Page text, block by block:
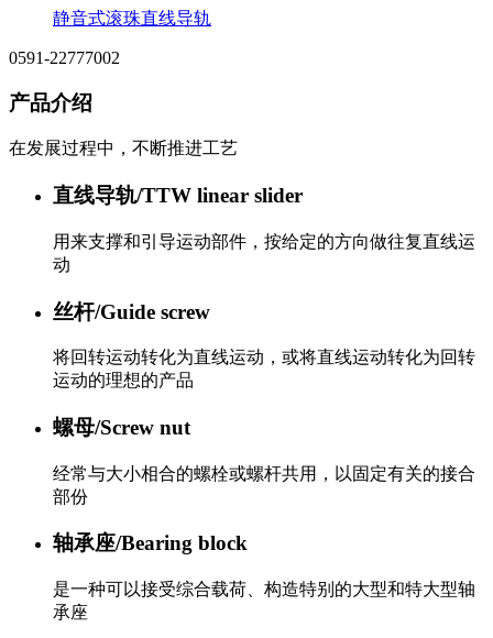
静音式滚珠直线导轨
0591-22777002
产品介绍
在发展过程中，不断推进工艺
直线导轨/TTW linear slider
用来支撑和引导运动部件，按给定的方向做往复直线运
动
丝杆/Guide screw
将回转运动转化为直线运动，或将直线运动转化为回转
运动的理想的产品
螺母/Screw nut
经常与大小相合的螺栓或螺杆共用，以固定有关的接合
部份
轴承座/Bearing block
是一种可以接受综合载荷、构造特别的大型和特大型轴
承座